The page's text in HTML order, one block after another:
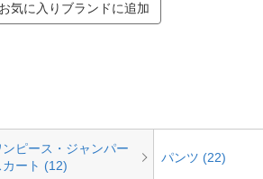
お気に入りブランドに追加
ンピース・ジャンパー
カート (12)
パンツ (22)